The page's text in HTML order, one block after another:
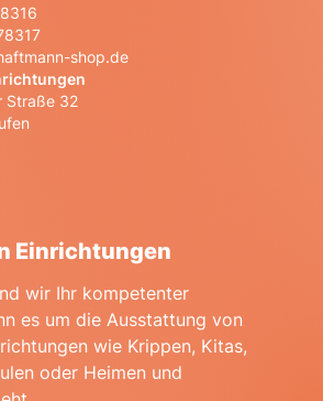
shop.de
Straße 32
Einrichtungen
wir Ihr kompetenter
es um die Ausstattung von
wie Krippen, Kitas,
oder Heimen und